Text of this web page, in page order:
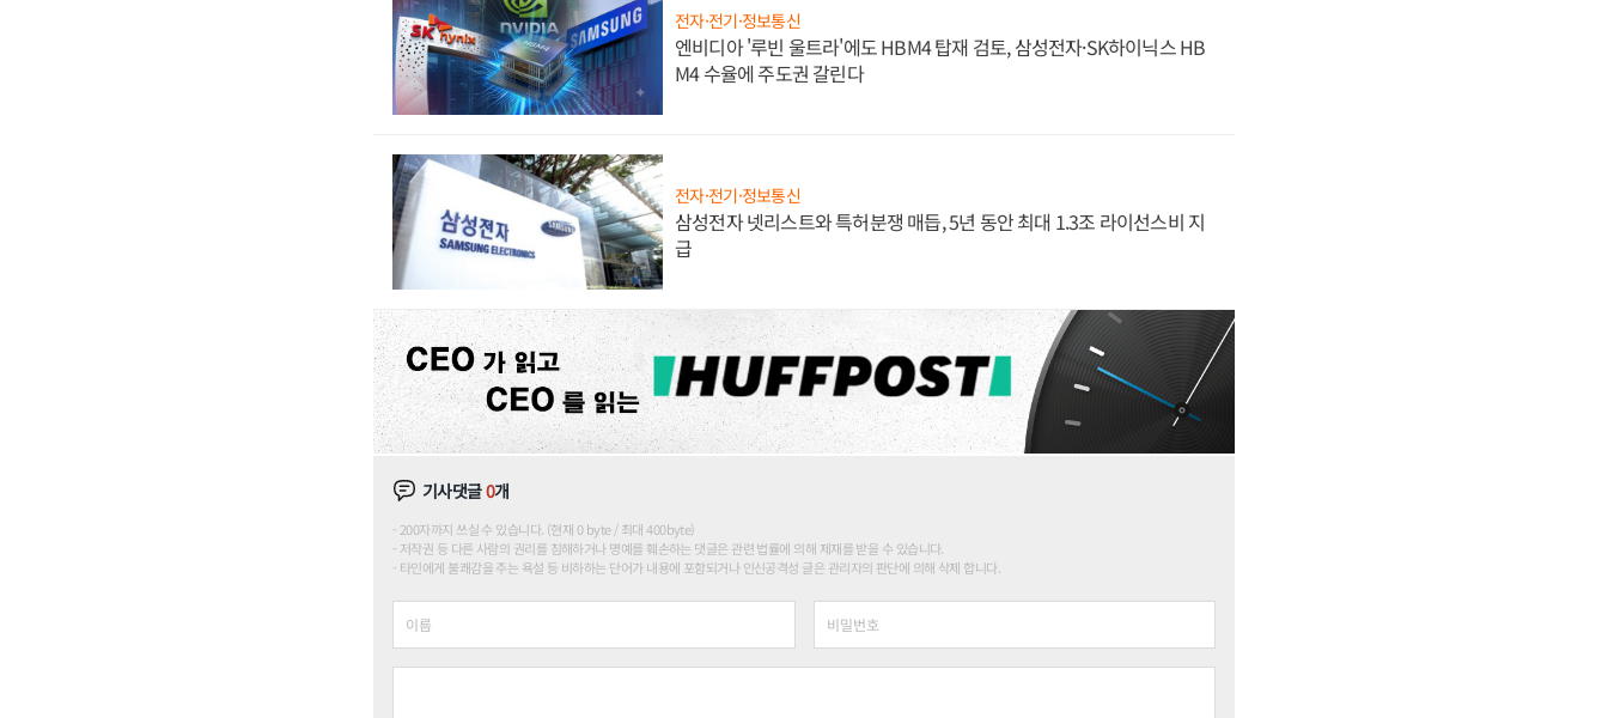
전자·전기·정보통신
엔비디아 '루빈 울트라'에도 HBM4 탑재 검토, 삼성전자·SK하이닉스 HB
M4 수율에 주도권 갈린다
전자·전기·정보통신
삼성전자 넷리스트와 특허분쟁 매듭, 5년 동안 최대 1.3조 라이선스비 지
급
기사댓글0개
200자까지 쓰실 수 있습니다. (현재 0 byte / 최대 400byte)
저작권 등 다른 사람의 권리를 침해하거나 명예를 훼손하는 댓글은 관련 법률에 의해 제재를 받을 수 있습니다.
타인에게 불쾌감을 주는 욕설 등 비하하는 단어가 내용에 포함되거나 인신공격성 글은 관리자의 판단에 의해 삭제 합니다.